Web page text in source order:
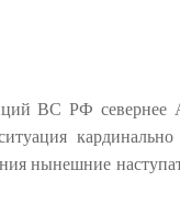
ВС РФ
нынешние